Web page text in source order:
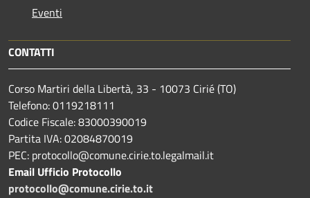
Eventi
CONTATTI
Corso Martiri della Libertà, 33 - 10073 Cirié (TO)
Telefono: 0119218111
Codice Fiscale: 83000390019
Partita IVA: 02084870019
PEC: protocollo@comune.cirie.to.legalmail.it
Email Ufficio Protocollo
protocollo@comune.cirie.to.it